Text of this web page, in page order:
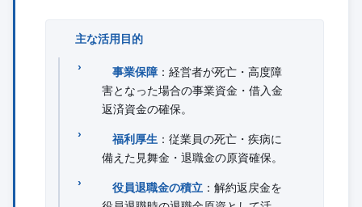
主な活用目的
事業保障 ：経営者が死亡・高度障
害となった場合の事業資金・借入金
返済資金の確保。
福利厚生 ：従業員の死亡・疾病に
備えた見舞金・退職金の原資確保。
役員退職金の積立 ：解約返戻金を